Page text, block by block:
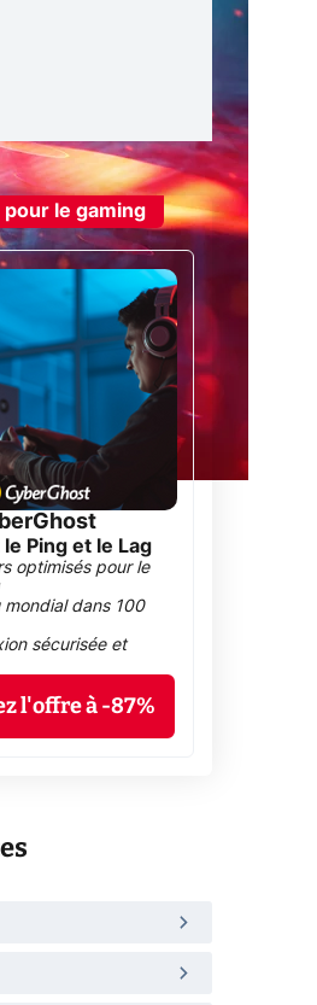
pour le gaming
le Ping et le Lag
optimisés pour le
mondial dans 100
sécurisée et
l'offre à -87%